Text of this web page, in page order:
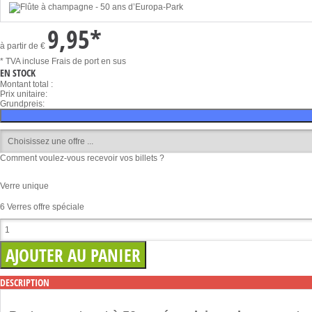
à partir de € 9,95*
* TVA incluse Frais de port en sus
EN STOCK
Montant total :
Prix unitaire:
Grundpreis:
Comment voulez-vous recevoir vos billets ?
Verre unique
6 Verres offre spéciale
DESCRIPTION